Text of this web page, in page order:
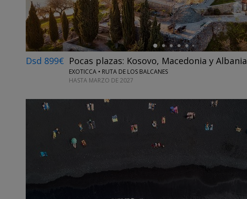
Dsd 899€ Pocas plazas: Kosovo, Macedonia y Albania
EXOTICCA • RUTA DE LOS BALCANES
HASTA MARZO DE 2027